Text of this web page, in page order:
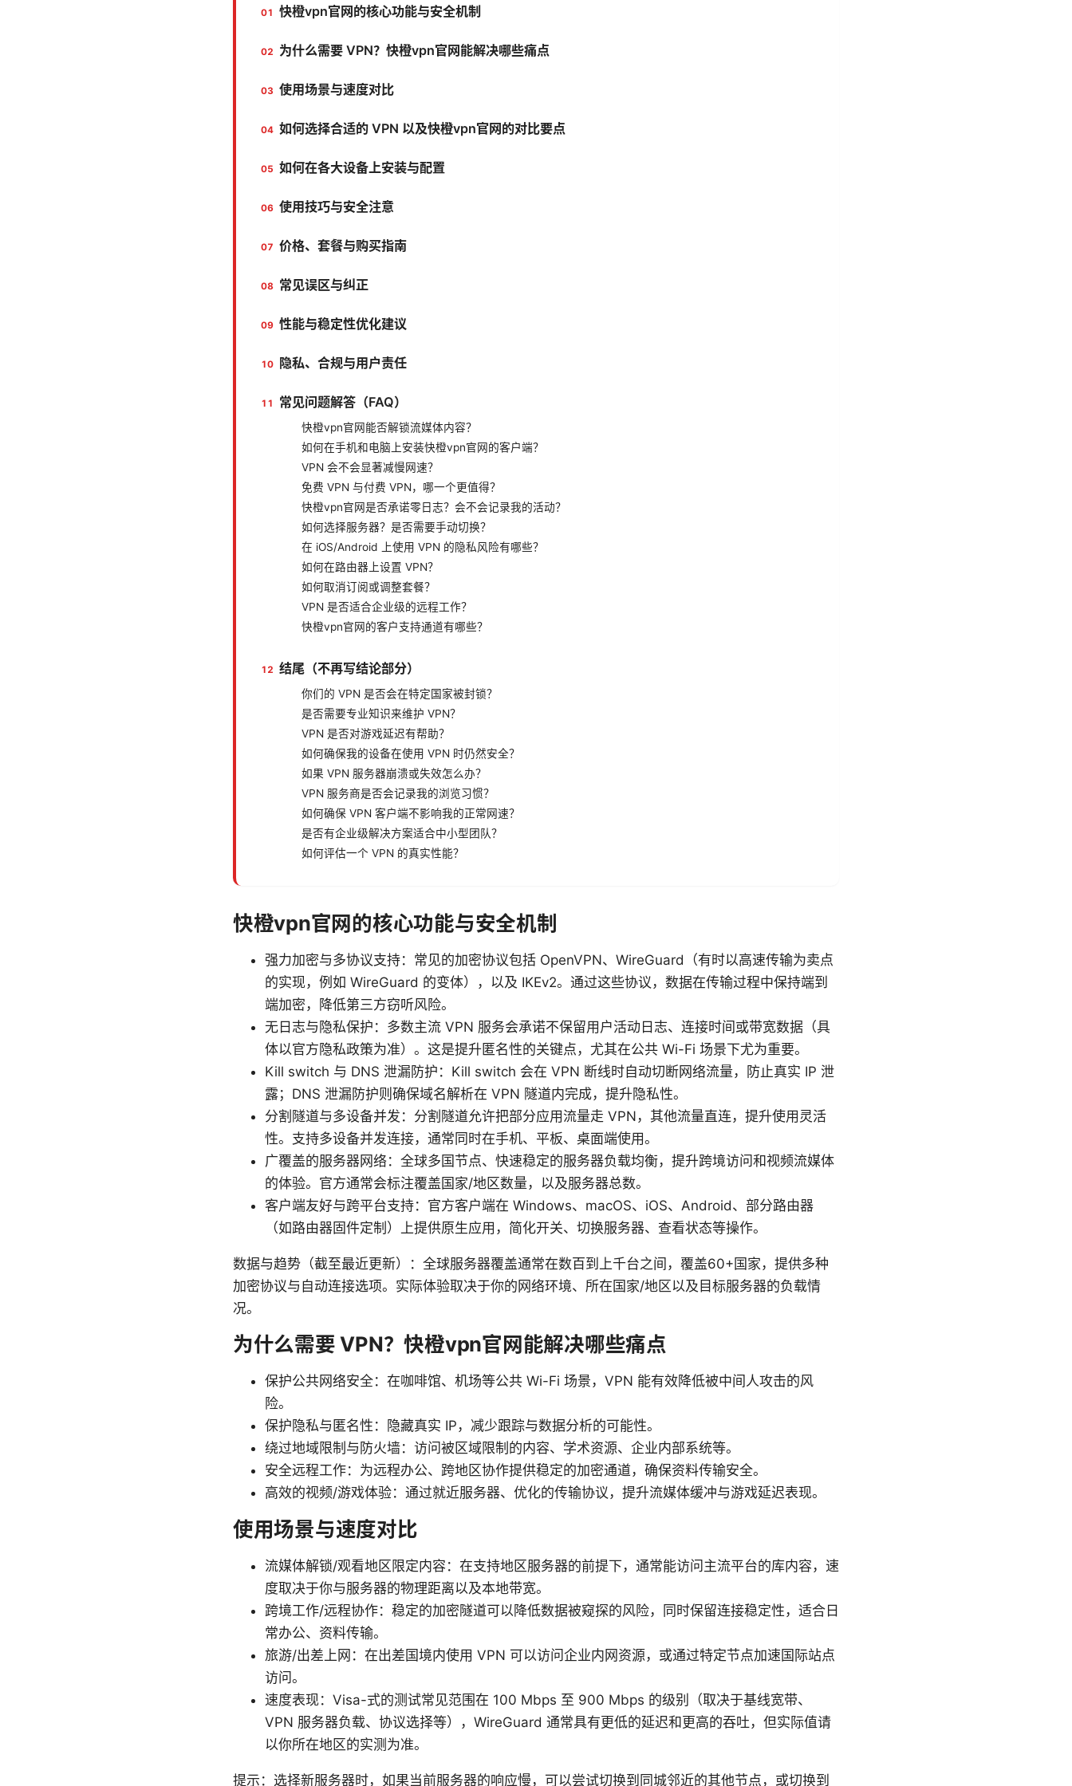
快橙vpn官网的核心功能与安全机制
为什么需要 VPN？快橙vpn官网能解决哪些痛点
使用场景与速度对比
如何选择合适的 VPN 以及快橙vpn官网的对比要点
如何在各大设备上安装与配置
使用技巧与安全注意
价格、套餐与购买指南
常见误区与纠正
性能与稳定性优化建议
隐私、合规与用户责任
常见问题解答（FAQ）
快橙vpn官网能否解锁流媒体内容？
如何在手机和电脑上安装快橙vpn官网的客户端？
VPN 会不会显著减慢网速？
免费 VPN 与付费 VPN，哪一个更值得？
快橙vpn官网是否承诺零日志？会不会记录我的活动？
如何选择服务器？是否需要手动切换？
在 iOS/Android 上使用 VPN 的隐私风险有哪些？
如何在路由器上设置 VPN？
如何取消订阅或调整套餐？
VPN 是否适合企业级的远程工作？
快橙vpn官网的客户支持通道有哪些？
结尾（不再写结论部分）
你们的 VPN 是否会在特定国家被封锁？
是否需要专业知识来维护 VPN？
VPN 是否对游戏延迟有帮助？
如何确保我的设备在使用 VPN 时仍然安全？
如果 VPN 服务器崩溃或失效怎么办？
VPN 服务商是否会记录我的浏览习惯？
如何确保 VPN 客户端不影响我的正常网速？
是否有企业级解决方案适合中小型团队？
如何评估一个 VPN 的真实性能？
快橙vpn官网的核心功能与安全机制
强力加密与多协议支持：常见的加密协议包括 OpenVPN、WireGuard（有时以高速传输为卖点
的实现，例如 WireGuard 的变体），以及 IKEv2。通过这些协议，数据在传输过程中保持端到
端加密，降低第三方窃听风险。
无日志与隐私保护：多数主流 VPN 服务会承诺不保留用户活动日志、连接时间或带宽数据（具
体以官方隐私政策为准）。这是提升匿名性的关键点，尤其在公共 Wi-Fi 场景下尤为重要。
Kill switch 与 DNS 泄漏防护：Kill switch 会在 VPN 断线时自动切断网络流量，防止真实 IP 泄
露；DNS 泄漏防护则确保域名解析在 VPN 隧道内完成，提升隐私性。
分割隧道与多设备并发：分割隧道允许把部分应用流量走 VPN，其他流量直连，提升使用灵活
性。支持多设备并发连接，通常同时在手机、平板、桌面端使用。
广覆盖的服务器网络：全球多国节点、快速稳定的服务器负载均衡，提升跨境访问和视频流媒体
的体验。官方通常会标注覆盖国家/地区数量，以及服务器总数。
客户端友好与跨平台支持：官方客户端在 Windows、macOS、iOS、Android、部分路由器
（如路由器固件定制）上提供原生应用，简化开关、切换服务器、查看状态等操作。
数据与趋势（截至最近更新）：全球服务器覆盖通常在数百到上千台之间，覆盖60+国家，提供多种
加密协议与自动连接选项。实际体验取决于你的网络环境、所在国家/地区以及目标服务器的负载情
况。
为什么需要 VPN？快橙vpn官网能解决哪些痛点
保护公共网络安全：在咖啡馆、机场等公共 Wi-Fi 场景，VPN 能有效降低被中间人攻击的风
险。
保护隐私与匿名性：隐藏真实 IP，减少跟踪与数据分析的可能性。
绕过地域限制与防火墙：访问被区域限制的内容、学术资源、企业内部系统等。
安全远程工作：为远程办公、跨地区协作提供稳定的加密通道，确保资料传输安全。
高效的视频/游戏体验：通过就近服务器、优化的传输协议，提升流媒体缓冲与游戏延迟表现。
使用场景与速度对比
流媒体解锁/观看地区限定内容：在支持地区服务器的前提下，通常能访问主流平台的库内容，速
度取决于你与服务器的物理距离以及本地带宽。
跨境工作/远程协作：稳定的加密隧道可以降低数据被窥探的风险，同时保留连接稳定性，适合日
常办公、资料传输。
旅游/出差上网：在出差国境内使用 VPN 可以访问企业内网资源，或通过特定节点加速国际站点
访问。
速度表现：Visa-式的测试常见范围在 100 Mbps 至 900 Mbps 的级别（取决于基线宽带、
VPN 服务器负载、协议选择等），WireGuard 通常具有更低的延迟和更高的吞吐，但实际值请
以你所在地区的实测为准。
提示：选择新服务器时，如果当前服务器的响应慢，可以尝试切换到同城邻近的其他节点，或切换到